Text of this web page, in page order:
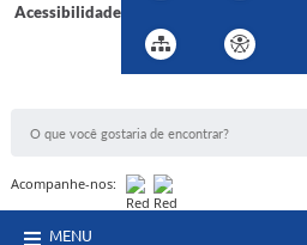
Acessibilidade
Acompanhe-nos:
MENU